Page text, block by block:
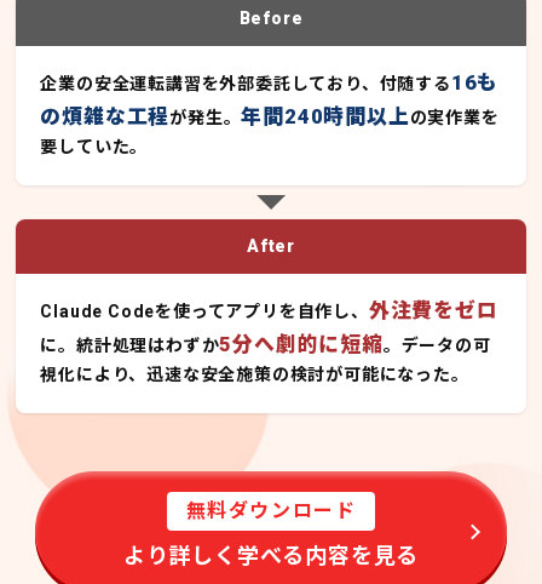
Before
企業の安全運転講習を外部委託しており、付随する16も
の煩雑な工程が発生。年間240時間以上の実作業を
要していた。
After
Claude Codeを使ってアプリを自作し、 外注費をゼロ
に。統計処理はわずか5分へ劇的に短縮。データの可
視化により、迅速な安全施策の検討が可能になった。
無料ダウンロード
より詳しく学べる内容を見る